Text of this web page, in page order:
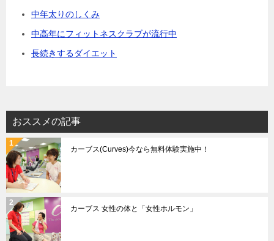
中年太りのしくみ
中高年にフィットネスクラブが流行中
長続きするダイエット
おススメの記事
カーブス(Curves)今なら無料体験実施中！
カーブス 女性の体と「女性ホルモン」